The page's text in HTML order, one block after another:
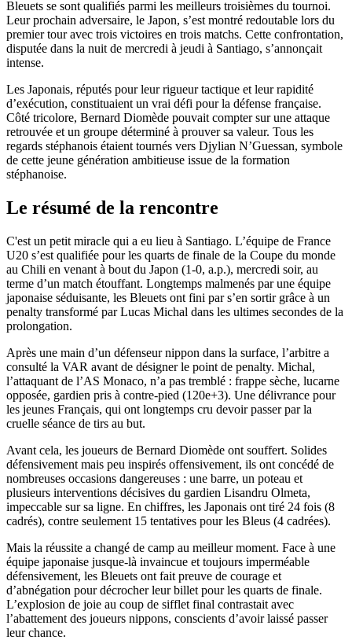
Bleuets se sont qualifiés parmi les meilleurs troisièmes du tournoi.
Leur prochain adversaire, le Japon, s’est montré redoutable lors du
premier tour avec trois victoires en trois matchs. Cette confrontation,
disputée dans la nuit de mercredi à jeudi à Santiago, s’annonçait
intense.
Les Japonais, réputés pour leur rigueur tactique et leur rapidité
d’exécution, constituaient un vrai défi pour la défense française.
Côté tricolore, Bernard Diomède pouvait compter sur une attaque
retrouvée et un groupe déterminé à prouver sa valeur. Tous les
regards stéphanois étaient tournés vers Djylian N’Guessan, symbole
de cette jeune génération ambitieuse issue de la formation
stéphanoise.
Le résumé de la rencontre
C'est un petit miracle qui a eu lieu à Santiago. L’équipe de France
U20 s’est qualifiée pour les quarts de finale de la Coupe du monde
au Chili en venant à bout du Japon (1-0, a.p.), mercredi soir, au
terme d’un match étouffant. Longtemps malmenés par une équipe
japonaise séduisante, les Bleuets ont fini par s’en sortir grâce à un
penalty transformé par Lucas Michal dans les ultimes secondes de la
prolongation.
Après une main d’un défenseur nippon dans la surface, l’arbitre a
consulté la VAR avant de désigner le point de penalty. Michal,
l’attaquant de l’AS Monaco, n’a pas tremblé : frappe sèche, lucarne
opposée, gardien pris à contre-pied (120e+3). Une délivrance pour
les jeunes Français, qui ont longtemps cru devoir passer par la
cruelle séance de tirs au but.
Avant cela, les joueurs de Bernard Diomède ont souffert. Solides
défensivement mais peu inspirés offensivement, ils ont concédé de
nombreuses occasions dangereuses : une barre, un poteau et
plusieurs interventions décisives du gardien Lisandru Olmeta,
impeccable sur sa ligne. En chiffres, les Japonais ont tiré 24 fois (8
cadrés), contre seulement 15 tentatives pour les Bleus (4 cadrées).
Mais la réussite a changé de camp au meilleur moment. Face à une
équipe japonaise jusque-là invaincue et toujours imperméable
défensivement, les Bleuets ont fait preuve de courage et
d’abnégation pour décrocher leur billet pour les quarts de finale.
L’explosion de joie au coup de sifflet final contrastait avec
l’abattement des joueurs nippons, conscients d’avoir laissé passer
leur chance.